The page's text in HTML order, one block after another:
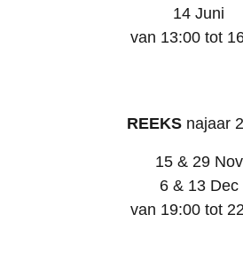
14 Juni
van 13:00 tot
REEKS najaar
15 & 29 Nov
6 & 13 Dec
van 19:00 tot